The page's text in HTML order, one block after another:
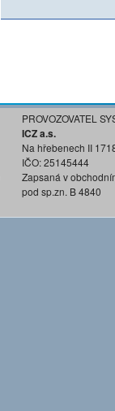
PROVOZOVATEL
ICZ a.s.
Na hřebenech II
IČO: 25145444
Zapsaná v
pod sp.zn. B 4840